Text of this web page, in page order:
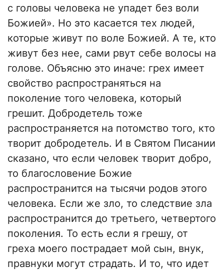
с головы человека не упадет без воли
Божией». Но это касается тех людей,
которые живут по воле Божией. А те, кто
живут без нее, сами рвут себе волосы на
голове. Объясню это иначе: грех имеет
свойство распространяться на
поколение того человека, который
грешит. Добродетель тоже
распространяется на потомство того, кто
творит добродетель. И в Святом Писании
сказано, что если человек творит добро,
то благословение Божие
распространится на тысячи родов этого
человека. Если же зло, то следствие зла
распространится до третьего, четвертого
поколения. То есть если я грешу, от
греха моего пострадает мой сын, внук,
правнуки могут страдать. И то, что идет